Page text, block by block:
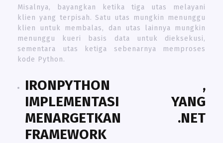
Misalnya, bayangkan ketika tiga utas melayani
klien yang terpisah. Satu utas mungkin menunggu
klien untuk membalas, dan utas lainnya mungkin
menunggu kueri basis data untuk dieksekusi,
sementara utas ketiga sebenarnya memproses
kode Python.
IRONPYTHON ,
IMPLEMENTASI YANG
MENARGETKAN .NET
FRAMEWORK